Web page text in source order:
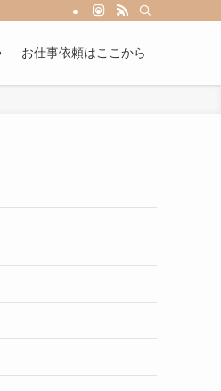
お仕事依頼はここから